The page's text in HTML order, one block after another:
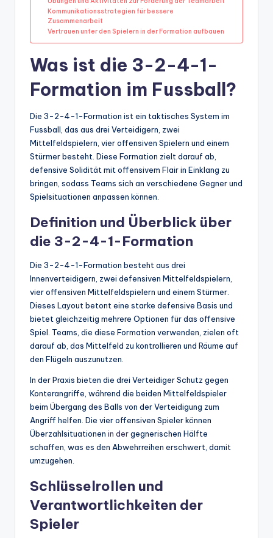
Kommunikationsstrategien für bessere
Zusammenarbeit
Vertrauen unter den Spielern in der Formation aufbauen
Was ist die 3-2-4-1-
Formation im Fussball?
Die 3-2-4-1-Formation ist ein taktisches System im
Fussball, das aus drei Verteidigern, zwei
Mittelfeldspielern, vier offensiven Spielern und einem
Stürmer besteht. Diese Formation zielt darauf ab,
defensive Solidität mit offensivem Flair in Einklang zu
bringen, sodass Teams sich an verschiedene Gegner und
Spielsituationen anpassen können.
Definition und Überblick über
die 3-2-4-1-Formation
Die 3-2-4-1-Formation besteht aus drei
Innenverteidigern, zwei defensiven Mittelfeldspielern,
vier offensiven Mittelfeldspielern und einem Stürmer.
Dieses Layout betont eine starke defensive Basis und
bietet gleichzeitig mehrere Optionen für das offensive
Spiel. Teams, die diese Formation verwenden, zielen oft
darauf ab, das Mittelfeld zu kontrollieren und Räume auf
den Flügeln auszunutzen.
In der Praxis bieten die drei Verteidiger Schutz gegen
Konterangriffe, während die beiden Mittelfeldspieler
beim Übergang des Balls von der Verteidigung zum
Angriff helfen. Die vier offensiven Spieler können
Überzahlsituationen in dergegnerischen Hälfte
schaffen, was es den Abwehrreihen erschwert, damit
umzugehen.
Schlüsselrollen und
Verantwortlichkeiten der
Spieler